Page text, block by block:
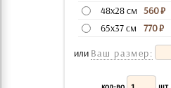
48x28 см 560₽
65x37 см
770₽
или Ваш размер:
кол-во шт.